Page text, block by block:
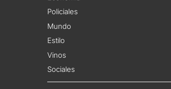
Policiales
Mundo
Estilo
Vinos
Sociales